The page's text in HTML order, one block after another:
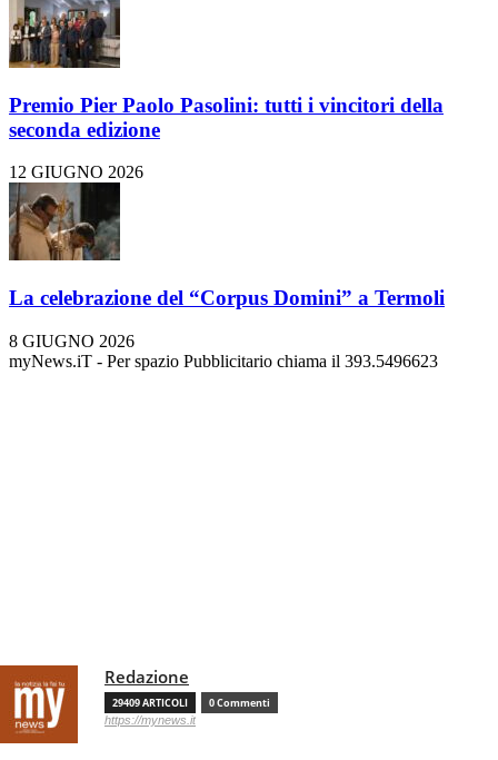
Premio Pier Paolo Pasolini: tutti i vincitori della
seconda edizione
12 GIUGNO 2026
La celebrazione del “Corpus Domini” a Termoli
8 GIUGNO 2026
myNews.iT - Per spazio Pubblicitario chiama il 393.5496623
Redazione
29409 ARTICOLI 0 Commenti
https://mynews.it